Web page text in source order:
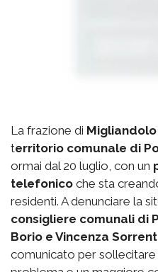
La frazione di Migliandolo
territorio comunale di
ormai dal 20 luglio, con un
telefonico che sta
residenti. A denunciare la
consigliere comunali di
Borio e Vincenza
comunicato per